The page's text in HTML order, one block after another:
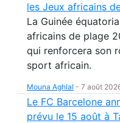
les Jeux africains
La Guinée
africains de plage
qui renforcera son
sport africain.
Mouna Aghlal - 7 août
Le FC Barcelone
prévu le 15 août à